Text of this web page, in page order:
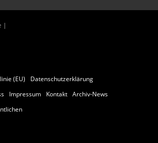
|
(EU)
Datenschutzerklärung
Impressum Kontakt Archiv-News